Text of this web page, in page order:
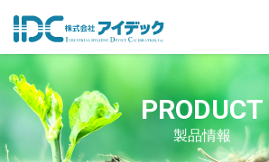
PRODUCT
製品情報